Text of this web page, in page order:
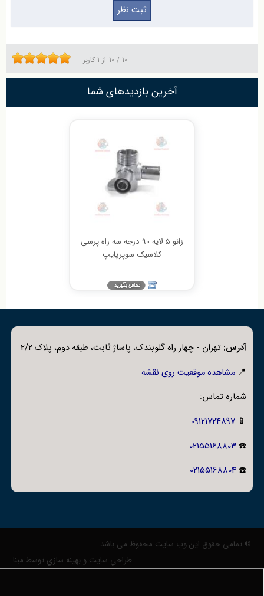
10 / 10 از 1 کاربر
آخرین بازدیدهای شما
زانو 5 لایه 90 درجه سه راه پرسی
کلاسیک سوپرپایپ
آدرس: تهران - چهار راه گلوبندک، پاساژ ثابت، طبقه دوم، پلاک 2/2
📍مشاهده موقعیت روی نقشه
شماره تماس:
📱
09121724897
☎️
02155168803
☎️
02155168804
© تمامی حقوق این وب سایت محفوظ می باشد.
طراحي سايت و بهينه سازي توسط مبنا